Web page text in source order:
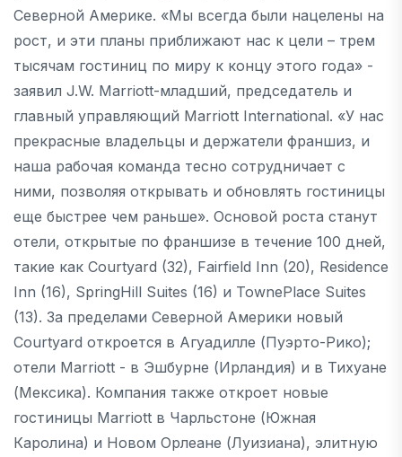
Северной Америке. «Мы всегда были нацелены на
рост, и эти планы приближают нас к цели – трем
тысячам гостиниц по миру к концу этого года» -
заявил J.W. Marriott-младший, председатель и
главный управляющий Marriott International. «У нас
прекрасные владельцы и держатели франшиз, и
наша рабочая команда тесно сотрудничает с
ними, позволяя открывать и обновлять гостиницы
еще быстрее чем раньше». Основой роста станут
отели, открытые по франшизе в течение 100 дней,
такие как Courtyard (32), Fairfield Inn (20), Residence
Inn (16), SpringHill Suites (16) и TownePlace Suites
(13). За пределами Северной Америки новый
Courtyard откроется в Агуадилле (Пуэрто-Рико);
отели Marriott - в Эшбурне (Ирландия) и в Тихуане
(Мексика). Компания также откроет новые
гостиницы Marriott в Чарльстоне (Южная
Каролина) и Новом Орлеане (Луизиана), элитную